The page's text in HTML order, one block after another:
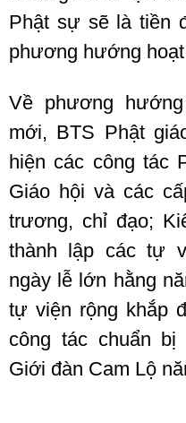
Phật sự sẽ là tiền
phương hướng
Về phương
mới, BTS Phật
hiện các công tác
Giáo hội và các
trương, chỉ đạo;
thành lập các tự
ngày lễ lớn hằng
tự viện rộng khắp
công tác chuẩn
Giới đàn Cam Lộ